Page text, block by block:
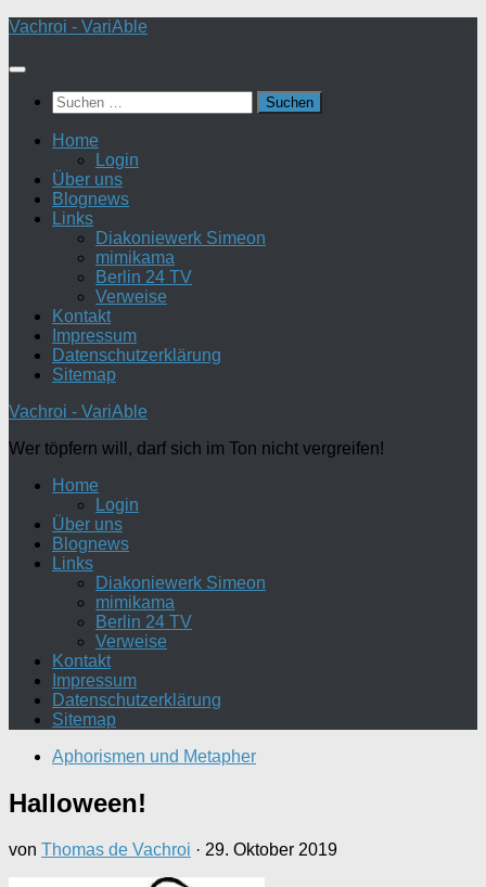
Zum
springen
Vachroi - VariAble
Suchen
nach:
Home
Login
Über uns
Blognews
Links
Diakoniewerk Simeon
mimikama
Berlin 24 TV
Verweise
Kontakt
Impressum
Datenschutzerklärung
Sitemap
Vachroi - VariAble
Wer töpfern will, darf sich im Ton nicht vergreifen!
Home
Login
Über uns
Blognews
Links
Diakoniewerk Simeon
mimikama
Berlin 24 TV
Verweise
Kontakt
Impressum
Datenschutzerklärung
Sitemap
Aphorismen und Metapher
Halloween!
von Thomas de Vachroi · 29. Oktober 2019